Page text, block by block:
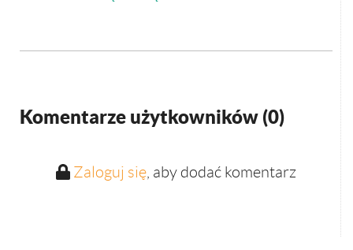
Komentarze użytkowników (0)
Zaloguj się, aby dodać komentarz